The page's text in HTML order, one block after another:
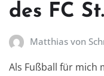
des FC
Matthias von
Als Fußball für mich